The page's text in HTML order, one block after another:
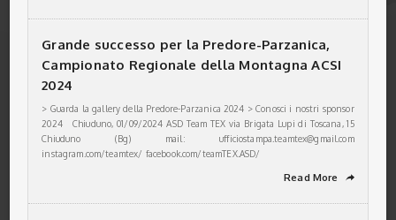
Grande successo per la Predore-Parzanica,
Campionato Regionale della Montagna ACSI
2024
> Guarda la gallery della Predore-Parzanica 2024 > Conosci i nostri sponsor
2024 Chiuduno, 01/09/2024 ASD Team TEX via Brigata Lupi di Toscana, 15
Chiuduno (Bg) mail: ufficiostampa.teamtex@gmail.com
instagram.com/teamtex/ facebook.com/teamTEX.ASD/
Read More ➦